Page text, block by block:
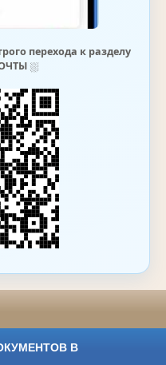
перехода к разделу
⛆
В